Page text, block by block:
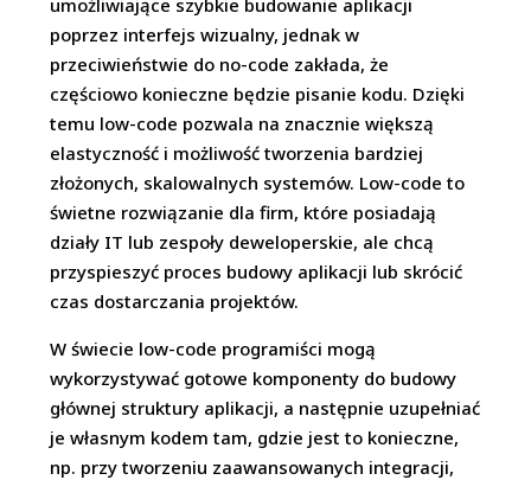
umożliwiające szybkie budowanie aplikacji
poprzez interfejs wizualny, jednak w
przeciwieństwie do no-code zakłada, że
częściowo konieczne będzie pisanie kodu. Dzięki
temu low-code pozwala na znacznie większą
elastyczność i możliwość tworzenia bardziej
złożonych, skalowalnych systemów. Low-code to
świetne rozwiązanie dla firm, które posiadają
działy IT lub zespoły deweloperskie, ale chcą
przyspieszyć proces budowy aplikacji lub skrócić
czas dostarczania projektów.
W świecie low-code programiści mogą
wykorzystywać gotowe komponenty do budowy
głównej struktury aplikacji, a następnie uzupełniać
je własnym kodem tam, gdzie jest to konieczne,
np. przy tworzeniu zaawansowanych integracji,